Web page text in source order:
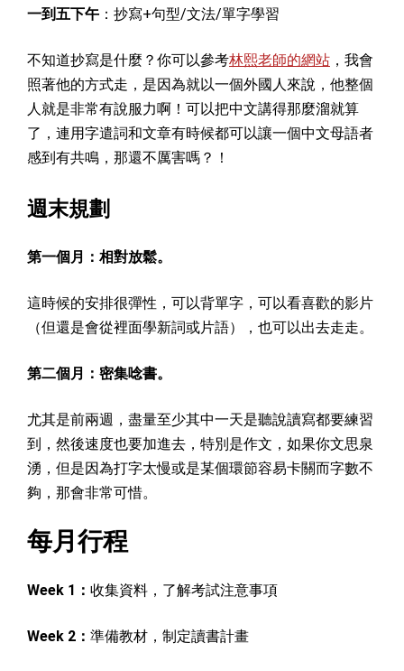
一到五下午 ：抄寫+句型/文法/單字學習
不知道抄寫是什麼？你可以參考林熙老師的網站 ，我會
照著他的方式走，是因為就以一個外國人來說，他整個
人就是非常有說服力啊！可以把中文講得那麼溜就算
了，連用字遣詞和文章有時候都可以讓一個中文母語者
感到有共鳴，那還不厲害嗎？！
週末規劃
第一個月：相對放鬆。
這時候的安排很彈性，可以背單字，可以看喜歡的影片
（但還是會從裡面學新詞或片語），也可以出去走走。
第二個月：密集唸書。
尤其是前兩週，盡量至少其中一天是聽說讀寫都要練習
到，然後速度也要加進去，特別是作文，如果你文思泉
湧，但是因為打字太慢或是某個環節容易卡關而字數不
夠，那會非常可惜。
每月行程
Week 1： 收集資料，了解考試注意事項
Week 2： 準備教材，制定讀書計畫